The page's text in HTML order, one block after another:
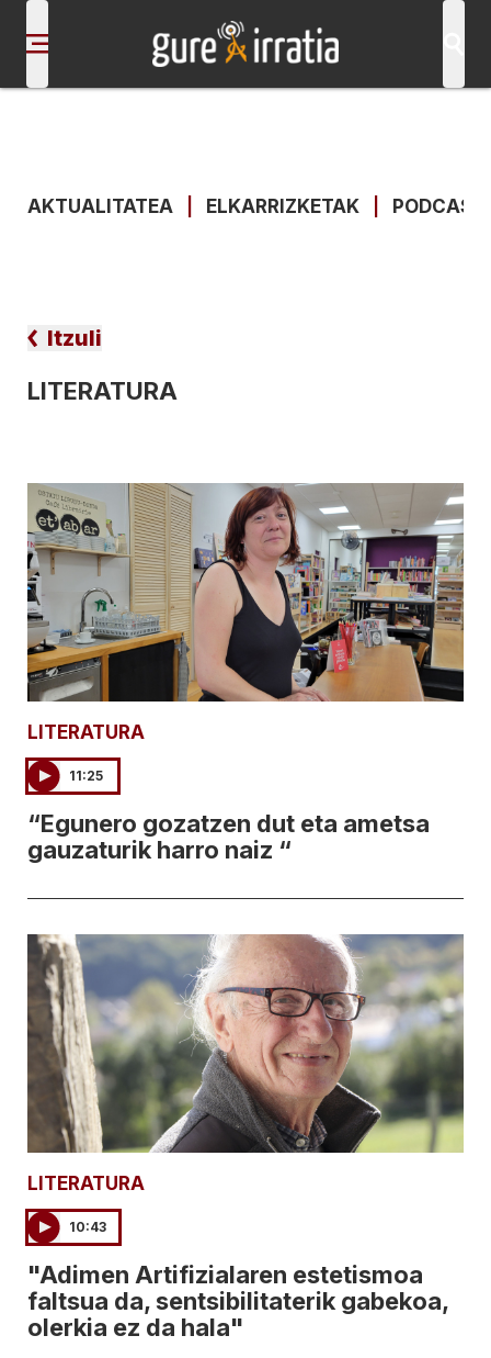
AKTUALITATEA ELKARRIZKETAK
Itzuli
LITERATURA
LITERATURA
11:25
“Egunero gozatzen dut eta ametsa
gauzaturik harro naiz “
LITERATURA
10:43
"Adimen Artifizialaren estetismoa
faltsua da, sentsibilitaterik gabekoa,
olerkia ez da hala"